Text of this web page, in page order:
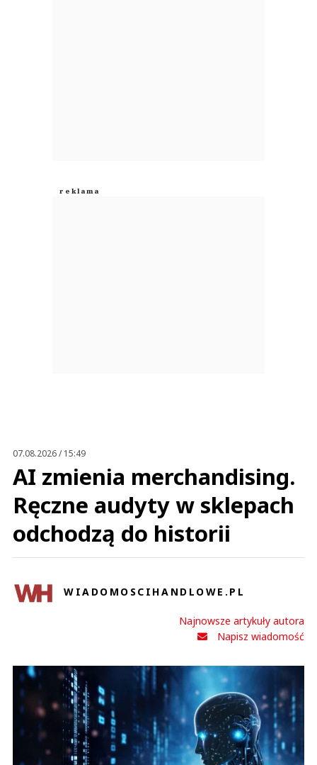
07.08.2026 / 15:49
AI zmienia merchandising.
Ręczne audyty w sklepach
odchodzą do historii
WIADOMOSCIHANDLOWE.PL
Najnowsze artykuły autora
Napisz wiadomość